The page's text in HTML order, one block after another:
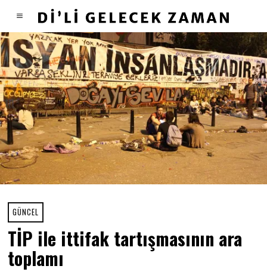
GÜNCEL
TİP ile ittifak tartışmasının ara
toplamı